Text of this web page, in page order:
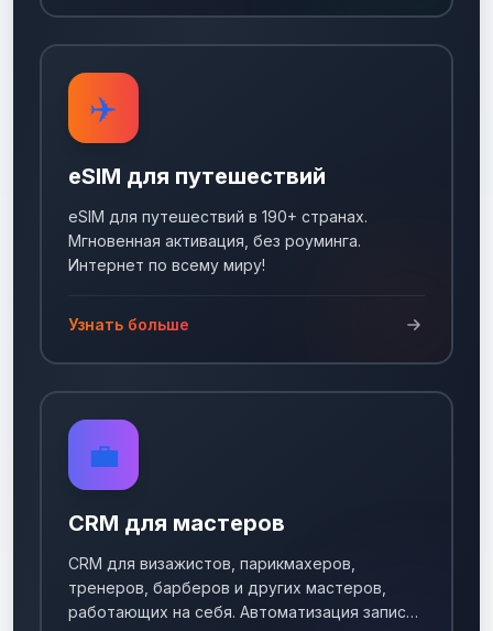
✈️
eSIM для путешествий
eSIM для путешествий в 190+ странах.
Мгновенная активация, без роуминга.
Интернет по всему миру!
Узнать больше
💼
CRM для мастеров
CRM для визажистов, парикмахеров,
тренеров, барберов и других мастеров,
работающих на себя. Автоматизация записи